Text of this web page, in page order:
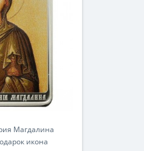
Магдалина
икона